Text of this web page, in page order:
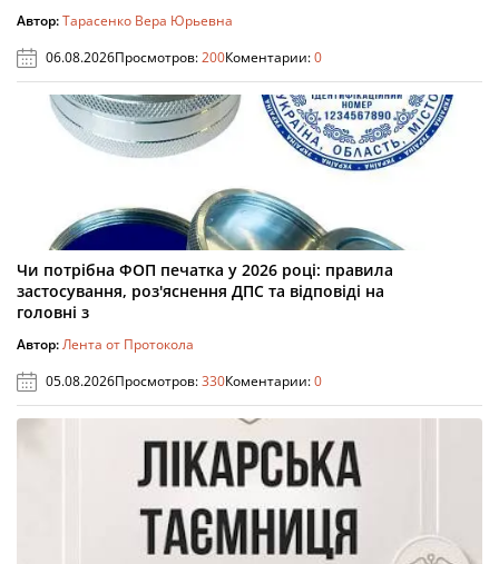
Автор:Тарасенко Вера Юрьевна
06.08.2026Просмотров:200Коментарии:0
Чи потрібна ФОП печатка у 2026 році: правила
застосування, роз'яснення ДПС та відповіді на
головні з
Автор:Лента от Протокола
05.08.2026Просмотров:330Коментарии:0